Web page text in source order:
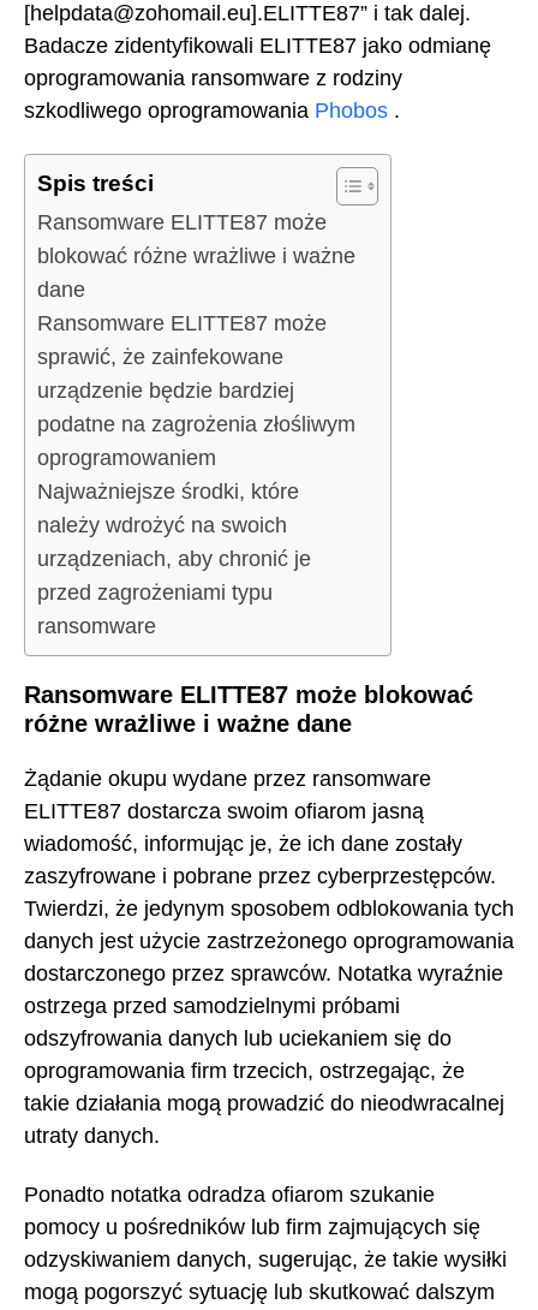
[helpdata@zohomail.eu].ELITTE87” i tak dalej.
Badacze zidentyfikowali ELITTE87 jako odmianę
oprogramowania ransomware z rodziny
szkodliwego oprogramowania Phobos .
Spis treści
Ransomware ELITTE87 może
blokować różne wrażliwe i ważne
dane
Ransomware ELITTE87 może
sprawić, że zainfekowane
urządzenie będzie bardziej
podatne na zagrożenia złośliwym
oprogramowaniem
Najważniejsze środki, które
należy wdrożyć na swoich
urządzeniach, aby chronić je
przed zagrożeniami typu
ransomware
Ransomware ELITTE87 może blokować
różne wrażliwe i ważne dane
Żądanie okupu wydane przez ransomware
ELITTE87 dostarcza swoim ofiarom jasną
wiadomość, informując je, że ich dane zostały
zaszyfrowane i pobrane przez cyberprzestępców.
Twierdzi, że jedynym sposobem odblokowania tych
danych jest użycie zastrzeżonego oprogramowania
dostarczonego przez sprawców. Notatka wyraźnie
ostrzega przed samodzielnymi próbami
odszyfrowania danych lub uciekaniem się do
oprogramowania firm trzecich, ostrzegając, że
takie działania mogą prowadzić do nieodwracalnej
utraty danych.
Ponadto notatka odradza ofiarom szukanie
pomocy u pośredników lub firm zajmujących się
odzyskiwaniem danych, sugerując, że takie wysiłki
mogą pogorszyć sytuację lub skutkować dalszym